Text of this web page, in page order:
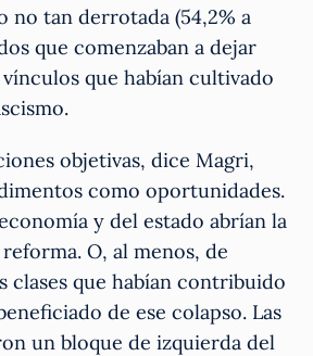
no tan derrotada (54,2% a
que comenzaban a dejar
que habían cultivado
objetivas, dice Magri,
como oportunidades.
y del estado abrían la
O, al menos, de
clases que habían contribuido
de ese colapso. Las
un bloque de izquierda del